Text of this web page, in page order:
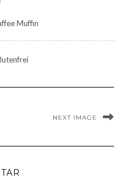
Muffin
NEXT IMAGE